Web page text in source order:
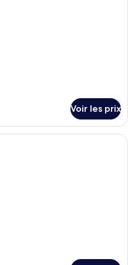
Voir les prix
Une chambre d’hôtel moderne,